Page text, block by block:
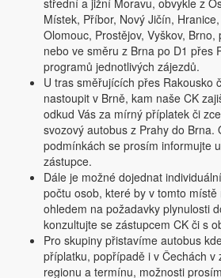
Místek, Příbor, Nový Jičín,
Olomouc, Prostějov, Vyškov,
nebo ve směru z Brna po D1 přes
programů jednotlivých zájezdů.
U tras směřujících přes Rakousko
nastoupit v Brně, kam naše CK
odkud Vás za mírný příplatek či
svozový autobus z Prahy do Brna.
podmínkách se prosím informujte
zástupce.
Dále je možné dojednat
počtu osob, které by v tomto místě
ohledem na požadavky plynulosti
konzultujte se zástupcem CK či s
Pro skupiny přistavíme autobus
příplatku, popřípadě i v Čechách v
regionu a termínu, možnosti